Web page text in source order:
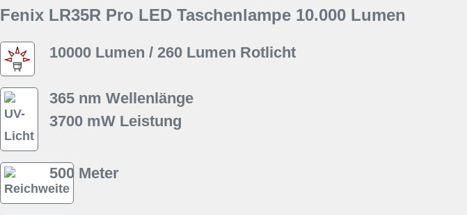
Fenix LR35R Pro LED Taschenlampe 10.000 Lumen
10000 Lumen / 260 Lumen Rotlicht
365 nm Wellenlänge
3700 mW Leistung
500 Meter